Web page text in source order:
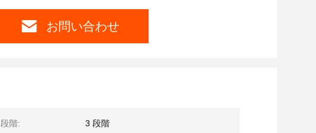
お問い合わせ
段階: 3 段階